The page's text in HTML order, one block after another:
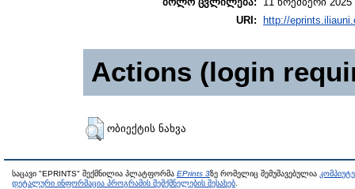
URI:
http://
Actions (login
ობიექტის ნახვა
საცავი "EPRINTS" შექმნილია პლატფორმა EPrints 3ზე რომელიც შემუშავებულია
დეტალური ინფორმაცია პროგრამის შემქმნელების შესახებ.